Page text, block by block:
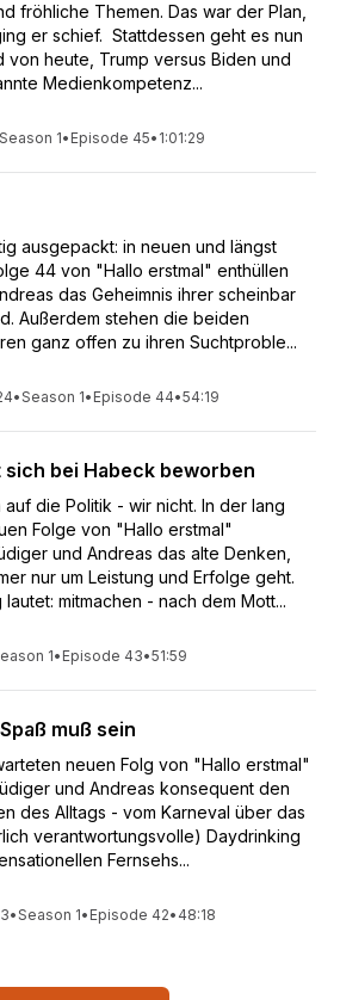
fröhliche Themen. Das war der Plan,
er schief. Stattdessen geht es nun
von heute, Trump versus Biden und
Medienkompetenz...
Season 1• Episode 45• 1:01:29
ausgepackt: in neuen und längst
44 von "Hallo erstmal" enthüllen
das Geheimnis ihrer scheinbar
Außerdem stehen die beiden
ganz offen zu ihren Suchtproble...
•Season 1• Episode 44•54:19
bei Habeck beworben
auf die Politik - wir nicht. In der lang
Folge von "Hallo erstmal"
und Andreas das alte Denken,
nur um Leistung und Erfolge geht.
mitmachen - nach dem Mott...
1• Episode 43•51:59
muß sein
neuen Folg von "Hallo erstmal"
und Andreas konsequent den
des Alltags - vom Karneval über das
verantwortungsvolle) Daydrinking
Fernsehs...
•Season 1• Episode 42• 48:18